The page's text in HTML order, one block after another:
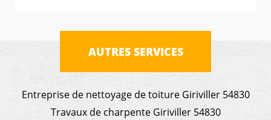
AUTRES SERVICES
Entreprise de nettoyage de toiture Giriviller 54830
Travaux de charpente Giriviller 54830